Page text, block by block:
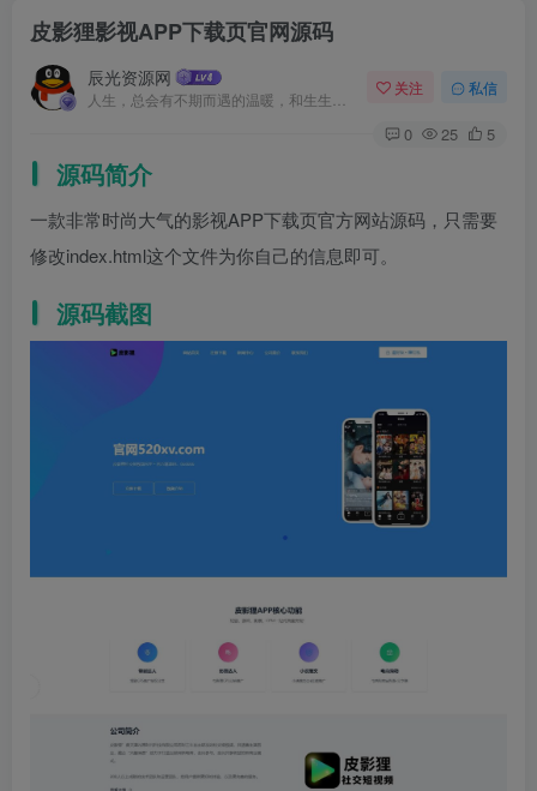
皮影狸影视APP下载页官网源码
辰光资源网 关注 私信
0 25 5
源码简介
一款非常时尚大气的影视APP下载页官方网站源码，只需要
修改index.html这个文件为你自己的信息即可。
源码截图